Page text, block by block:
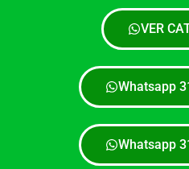
VER
Whatsapp
Whatsapp